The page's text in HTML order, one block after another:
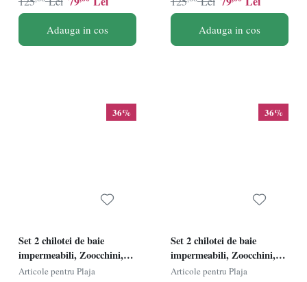
Sirena
Adauga in cos
Pink Shark
Adauga in cos
36%
Set 2 chilotei de baie
impermeabili, Zoocchini,
protectie UPF50+, marime
Articole pentru Plaja
36%
Set 2 chilotei de baie
impermeabili, Zoocchini,
protectie UPF50+, marime
Articole pentru Plaja